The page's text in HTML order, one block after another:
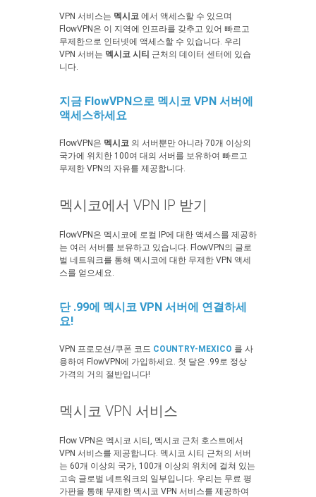
VPN 서비스는 멕시코 에서 액세스할 수 있으며
FlowVPN은 이 지역에 인프라를 갖추고 있어 빠르고
무제한으로 인터넷에 액세스할 수 있습니다. 우리
VPN 서버는 멕시코 시티 근처의 데이터 센터에 있습
니다.
지금 FlowVPN으로 멕시코 VPN 서버에
액세스하세요
FlowVPN은 멕시코 의 서버뿐만 아니라 70개 이상의
국가에 위치한 100여 대의 서버를 보유하여 빠르고
무제한 VPN의 자유를 제공합니다.
멕시코에서 VPN IP 받기
FlowVPN은 멕시코에 로컬 IP에 대한 액세스를 제공하
는 여러 서버를 보유하고 있습니다. FlowVPN의 글로
벌 네트워크를 통해 멕시코에 대한 무제한 VPN 액세
스를 얻으세요.
단 .99에 멕시코 VPN 서버에 연결하세
요!
VPN 프로모션/쿠폰 코드 COUNTRY-MEXICO 를 사
용하여 FlowVPN에 가입하세요. 첫 달은 .99로 정상
가격의 거의 절반입니다!
멕시코 VPN 서비스
Flow VPN은 멕시코 시티, 멕시코 근처 호스트에서
VPN 서비스를 제공합니다. 멕시코 시티 근처의 서버
는 60개 이상의 국가, 100개 이상의 위치에 걸쳐 있는
고속 글로벌 네트워크의 일부입니다. 우리는 무료 평
가판을 통해 무제한 멕시코 VPN 서비스를 제공하여